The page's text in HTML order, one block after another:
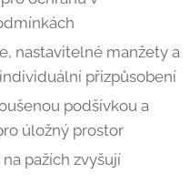
nastavitelné manžety a
přizpůsobení
podšívkou a
úložný prostor
pažích zvyšují